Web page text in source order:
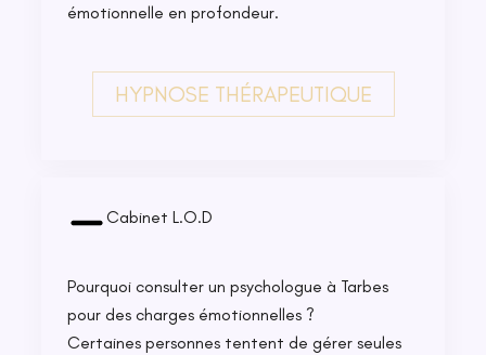
émotionnelle en profondeur.
HYPNOSE THÉRAPEUTIQUE
Cabinet L.O.D
Pourquoi consulter un psychologue à Tarbes
pour des charges émotionnelles ?
Certaines personnes tentent de gérer seules